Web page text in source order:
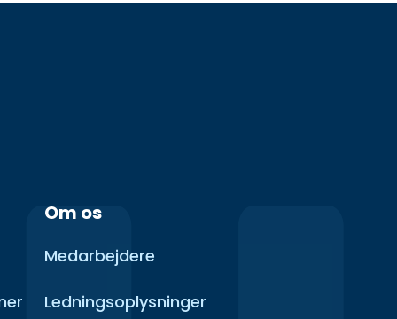
Om os
Medarbejdere
Ledningsoplysninger